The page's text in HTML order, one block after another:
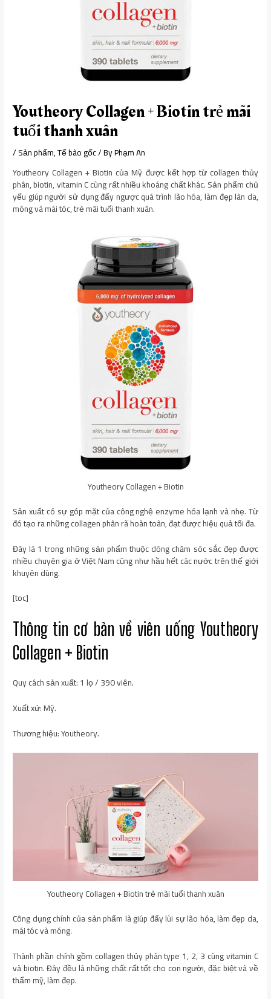
Youtheory Collagen + Biotin trẻ mãi
tuổi thanh xuân
/Sản phẩm,Tế bào gốc/ ByPhạm An
Youtheory Collagen + Biotin của Mỹ được kết hợp từ collagen thủy
phân, biotin, vitamin C cùng rất nhiều khoáng chất khác. Sản phẩm chủ
yếu giúp người sử dụng đẩy ngược quá trình lão hóa, làm đẹp làn da,
móng và mái tóc, trẻ mãi tuổi thanh xuân.
Youtheory Collagen + Biotin
Sản xuất có sự góp mặt của công nghệ enzyme hóa lạnh và nhẹ. Từ
đó tạo ra những collagen phân rã hoàn toàn, đạt được hiệu quả tối đa.
Đây là 1 trong những sản phẩm thuộc dòng chăm sóc sắc đẹp được
nhiều chuyên gia ở Việt Nam cũng như hầu hết các nước trên thế giới
khuyên dùng.
[toc]
Thông tin cơ bản về viên uống Youtheory
Collagen + Biotin
Quy cách sản xuất: 1 lọ / 390 viên.
Xuất xứ: Mỹ.
Thương hiệu: Youtheory.
Youtheory Collagen + Biotin trẻ mãi tuổi thanh xuân
Công dụng chính của sản phẩm là giúp đẩy lùi sự lão hóa, làm đẹp da,
mái tóc và móng.
Thành phần chính gồm collagen thủy phân type 1, 2, 3 cùng vitamin C
và biotin. Đây đều là những chất rất tốt cho con người, đặc biệt và về
thẩm mỹ, làm đẹp.